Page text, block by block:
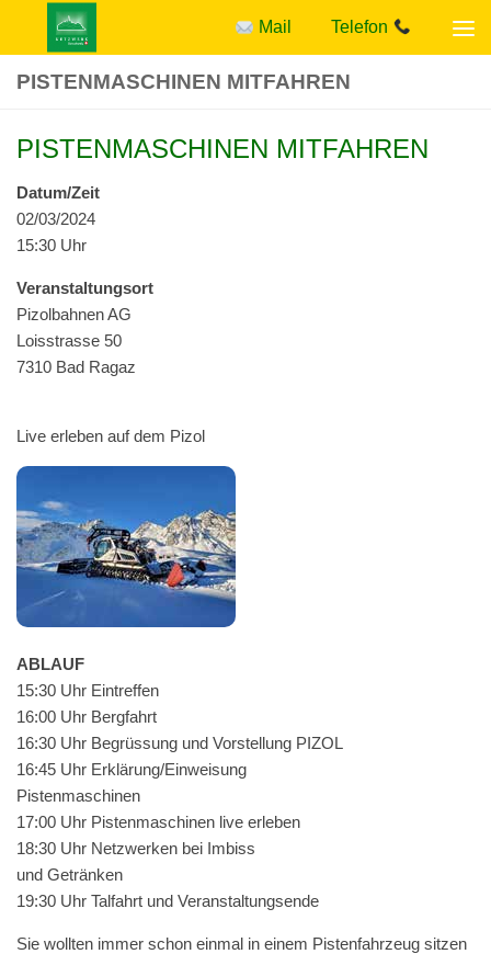
Zum Inhalt springen Mail Telefon
PISTENMASCHINEN MITFAHREN
PISTENMASCHINEN MITFAHREN
Datum/Zeit
02/03/2024
15:30 Uhr
Ver­anstal­tung­sort
Pizol­bah­nen AG
Lois­strasse 50
7310 Bad Ragaz
Live erleben auf dem Pizol
ABLAUF
15:30 Uhr Eintreffen
16:00 Uhr Bergfahrt
16:30 Uhr Begrüs­sung und Vorstel­lung PIZOL
16:45 Uhr Erklärung/Einweisung
Pistenmaschinen
17:00 Uhr Pis­ten­maschi­nen live erleben
18:30 Uhr Net­zw­erken bei Imbiss
und Getränken
19:30 Uhr Tal­fahrt und Veranstaltungsende
Sie woll­ten immer schon ein­mal in einem Pis­ten­fahrzeug sitzen